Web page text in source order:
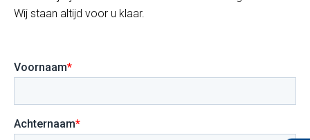
Wij staan altijd voor u klaar.